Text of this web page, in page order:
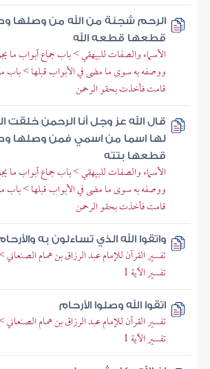
الرحم شجنة من الله من وصلها
قطعها قطعه الله
الأسماء والصفات للبيهقي > باب جماع أبواب ما
ووصفه به سوى ما مضى في الأبواب قبلها > باب
قامت فأخذت بحقو الرحمن
قال الله عز وجل أنا الرحمن
لها اسما من اسمي فمن وصلها
قطعها بتته
الأسماء والصفات للبيهقي > باب جماع أبواب ما
ووصفه به سوى ما مضى في الأبواب قبلها > باب
قامت فأخذت بحقو الرحمن
واتقوا الله الذي تساءلون به
تفسير القرآن للإمام عبد الرزاق بن همام
تفسير الآية 1
اتقوا الله وصلوا الأرحام
تفسير القرآن للإمام عبد الرزاق بن همام
تفسير الآية 1